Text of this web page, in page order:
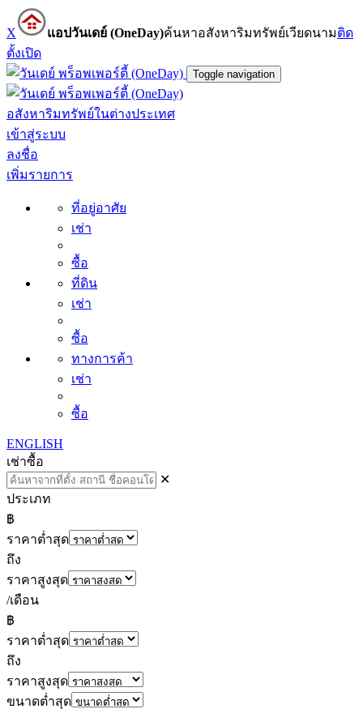
X แอปวันเดย์ (OneDay)ค้นหาอสังหาริมทรัพย์เวียดนามติด
ตั้งเปิด
Toggle navigation
อสังหาริมทรัพย์ในต่างประเทศ
เข้าสู่ระบบ
ลงชื่อ
เพิ่มรายการ
ที่อยู่อาศัย
เช่า
ซื้อ
ที่ดิน
เช่า
ซื้อ
ทางการค้า
เช่า
ซื้อ
ENGLISH
เช่าซื้อ
✕
ประเภท
฿
ราคาต่ำสุด
ถึง
ราคาสูงสุด
/เดือน
฿
ราคาต่ำสุด
ถึง
ราคาสูงสุด
ขนาดต่ำสุด